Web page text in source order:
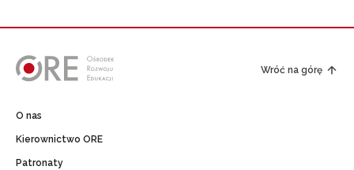
Wróć na górę
O nas
Kierownictwo ORE
Patronaty